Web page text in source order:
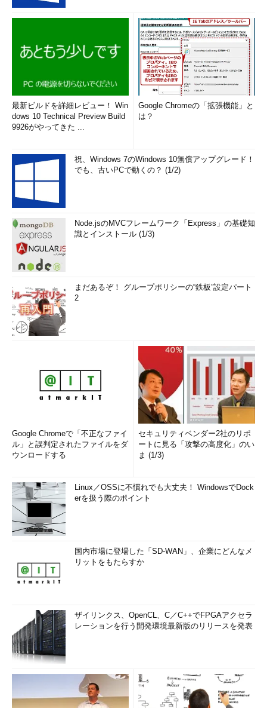
最新ビルドを詳細レビュー！ Win
dows 10 Technical Preview Build
9926がやってきた ...
Google Chromeの「拡張機能」と
は？
祝、Windows 7のWindows 10無償アップグレード！
でも、古いPCで動くの？ (1/2)
Node.jsのMVCフレームワーク「Express」の基礎知
識とインストール (1/3)
まだあるぞ！ グループポリシーの“鉄板”設定パート
2
Google Chromeで「不正なファイ
ル」と誤判定されたファイルをダ
ウンロードする
セキュリティベンダー2社のリポ
ートに見る「攻撃の高度化」のい
ま (1/3)
Linux／OSSに不慣れでも大丈夫！ WindowsでDock
erを扱う際のポイント
国内市場に登場した「SD-WAN」、企業にどんなメ
リットをもたらすか
ザイリンクス、OpenCL、C／C++でFPGAアクセラ
レーションを行う開発環境最新版のリリースを発表